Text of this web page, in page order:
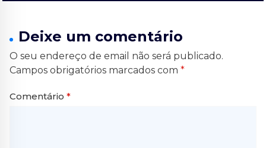
Deixe um comentário
O seu endereço de email não será publicado.
Campos obrigatórios marcados com *
Comentário *